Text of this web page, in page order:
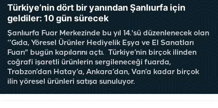
Türkiye’nin dört bir yanından Şanlıurfa için
geldiler: 10 gün sürecek
Şanlıurfa Fuar Merkezinde bu yıl 14.'sü düzenlenecek olan
‘’Gıda, Yöresel Ürünler Hediyelik Eşya ve El Sanatları
Fuarı" bugün kapılarını açtı. Türkiye’nin birçok ilinden
coğrafi işaretli ürünlerin sergileneceği fuarda,
Trabzon’dan Hatay’a, Ankara’dan, Van’a kadar birçok
ilin yöresel ürünleri satışa sunuluyor.